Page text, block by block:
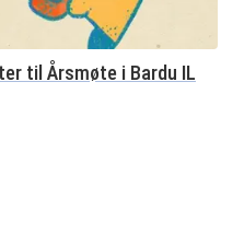
til Årsmøte i Bardu IL